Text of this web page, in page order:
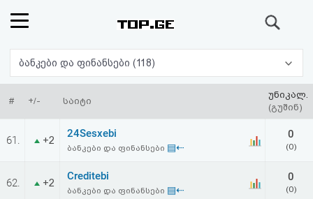
რეიტინგი
(მთავარი)
ფოსტა
პასუხი
ბანკები და ფინანსები (118)
# +/- საიტი
უნიკალ.
(გუშინ)
61. +2
24Sesxebi
ბანკები და ფინანსები ▤⇠
0
(0)
62. +2
Creditebi
ბანკები და ფინანსები ▤⇠
0
(0)